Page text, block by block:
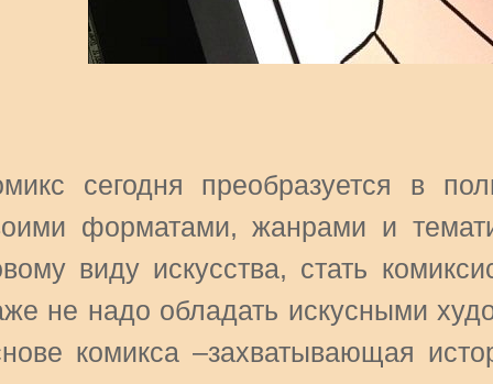
сегодня преобразуется в
форматами, жанрами и
виду искусства, стать
не надо обладать искусными
комикса –захватывающая